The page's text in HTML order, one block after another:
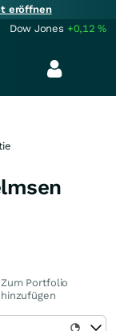
eröffnen
Dow Jones +0,12%
Zum Portfolio
hinzufügen